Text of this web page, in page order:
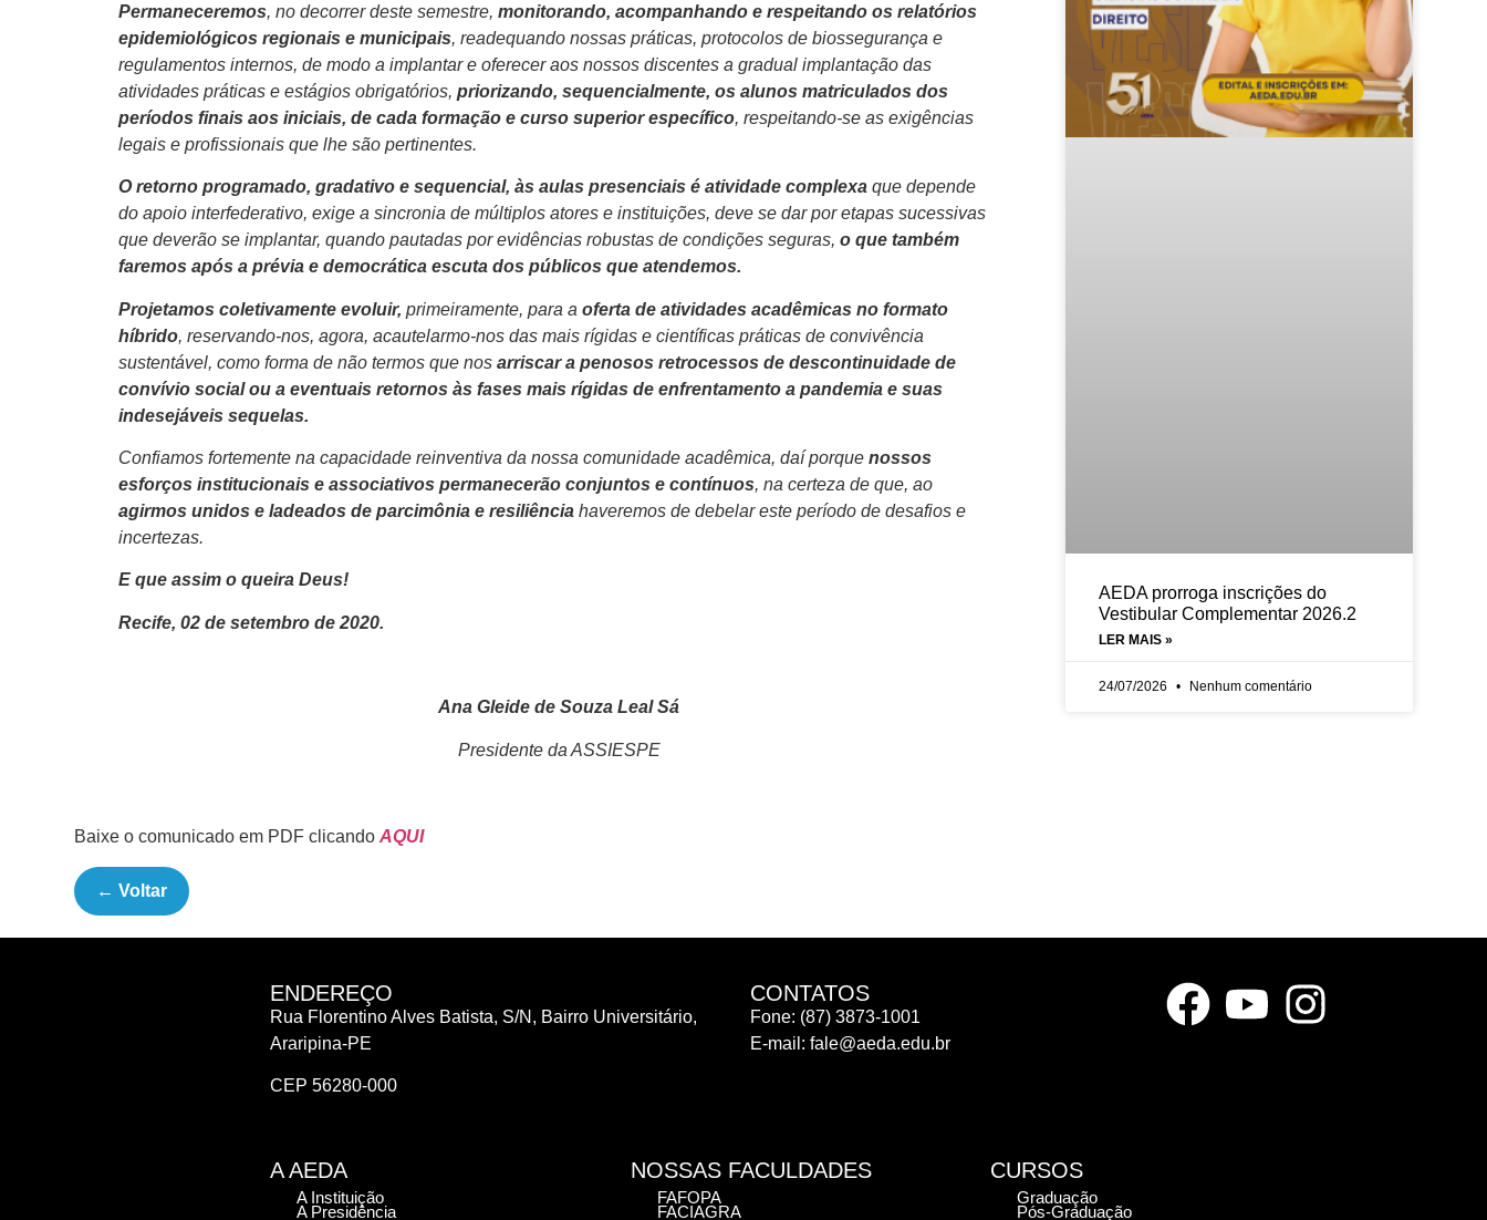
Permaneceremos, no decorrer deste semestre, monitorando, acompanhando e respeitando os relatórios
epidemiológicos regionais e municipais, readequando nossas práticas, protocolos de biossegurança e
regulamentos internos, de modo a implantar e oferecer aos nossos discentes a gradual implantação das
atividades práticas e estágios obrigatórios, priorizando, sequencialmente, os alunos matriculados dos
períodos finais aos iniciais, de cada formação e curso superior específico, respeitando-se as exigências
legais e profissionais que lhe são pertinentes.
O retorno programado, gradativo e sequencial, às aulas presenciais é atividade complexa que depende
do apoio interfederativo, exige a sincronia de múltiplos atores e instituições, deve se dar por etapas sucessivas
que deverão se implantar, quando pautadas por evidências robustas de condições seguras, o que também
faremos após a prévia e democrática escuta dos públicos que atendemos.
Projetamos coletivamente evoluir, primeiramente, para a oferta de atividades acadêmicas no formato
híbrido, reservando-nos, agora, acautelarmo-nos das mais rígidas e científicas práticas de convivência
sustentável, como forma de não termos que nos arriscar a penosos retrocessos de descontinuidade de
convívio social ou a eventuais retornos às fases mais rígidas de enfrentamento a pandemia e suas
indesejáveis sequelas.
Confiamos fortemente na capacidade reinventiva da nossa comunidade acadêmica, daí porque nossos
esforços institucionais e associativos permanecerão conjuntos e contínuos, na certeza de que, ao
agirmos unidos e ladeados de parcimônia e resiliência haveremos de debelar este período de desafios e
incertezas.
E que assim o queira Deus!
Recife, 02 de setembro de 2020.
Ana Gleide de Souza Leal Sá
Presidente da ASSIESPE
Baixe o comunicado em PDF clicando AQUI
← Voltar
AEDA prorroga inscrições do
Vestibular Complementar 2026.2
LER MAIS »
24/07/2026 Nenhum comentário
ENDEREÇO
Rua Florentino Alves Batista, S/N, Bairro Universitário,
Araripina-PE
CEP 56280-000
CONTATOS
Fone: (87) 3873-1001
E-mail: fale@aeda.edu.br
A AEDA
A Instituição
A Presidência
NOSSAS FACULDADES
FAFOPA
FACIAGRA
CURSOS
Graduação
Pós-Graduação